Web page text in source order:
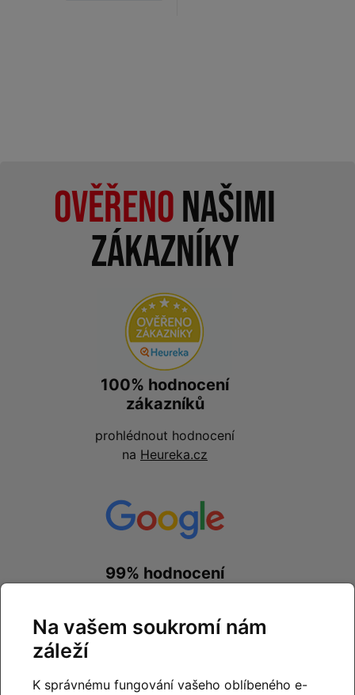
Ověřenonašimi
zákazníky
100% hodnocení
zákazníků
prohlédnout hodnocení
na Heureka.cz
99% hodnocení
prohlédnout hodnocení
Na vašem soukromí nám
záleží
K správnému fungování vašeho oblíbeného e-